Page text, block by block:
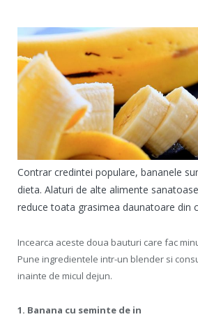
Contrar credintei populare, bananele
dieta. Alaturi de alte alimente
reduce toata grasimea daunatoare din
Incearca aceste doua bauturi care fac
Pune ingredientele intr-un blender si
inainte de micul dejun.
1. Banana cu seminte de in